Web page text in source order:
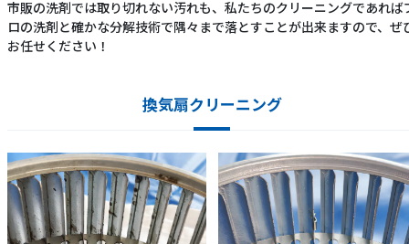
市販の洗剤では取り切れない汚れも、私たちのクリーニングであれば
ロの洗剤と確かな分解技術で隅々まで落とすことが出来ますので、ぜ
お任せください！
換気扇クリーニング